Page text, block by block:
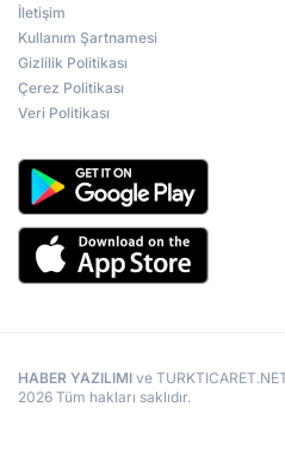
İletişim
Kullanım Şartnamesi
Gizlilik Politikası
Çerez Politikası
Veri Politikası
HABER YAZILIMI ve
2026 Tüm hakları saklıdır.